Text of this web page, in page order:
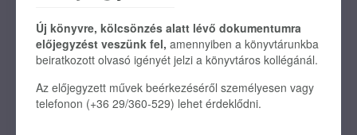
Új könyvre, kölcsönzés alatt lévő dokumentumra
előjegyzést veszünk fel, amennyiben a könyvtárunkba
beiratkozott olvasó igényét jelzi a könyvtáros kollégánál.
Az előjegyzett művek beérkezéséről személyesen vagy
telefonon (+36 29/360-529) lehet érdeklődni.